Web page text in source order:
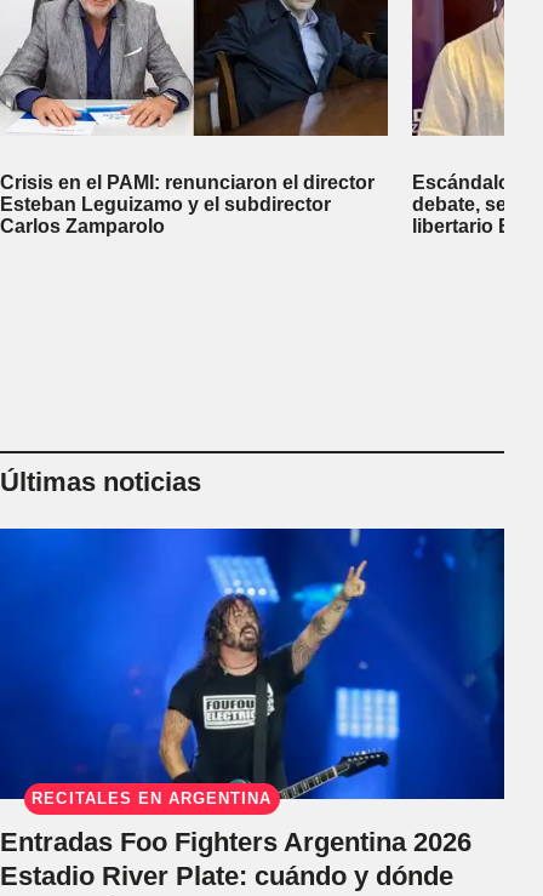
Crisis en el PAMI: renunciaron el director
Esteban Leguizamo y el subdirector
Carlos Zamparolo
Escándalo
debate, se
libertario
Últimas noticias
RECITALES EN ARGENTINA
Entradas Foo Fighters Argentina 2026
Estadio River Plate: cuándo y dónde